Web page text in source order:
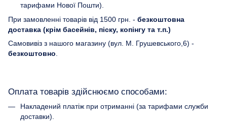
тарифами Нової Пошти).
При замовленні товарів від 1500 грн. - безкоштовна
доставка (крім басейнів, піску, копінгу та т.п.)
Самовивіз з нашого магазину (вул. М. Грушевського,6) -
безкоштовно
Оплата товарів здійснюємо способами:
Накладений платіж при отриманні (за тарифами служби
доставки).